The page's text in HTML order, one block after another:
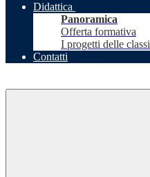
Didattica
Panoramica
Offerta formativa
I progetti delle classi
Contatti